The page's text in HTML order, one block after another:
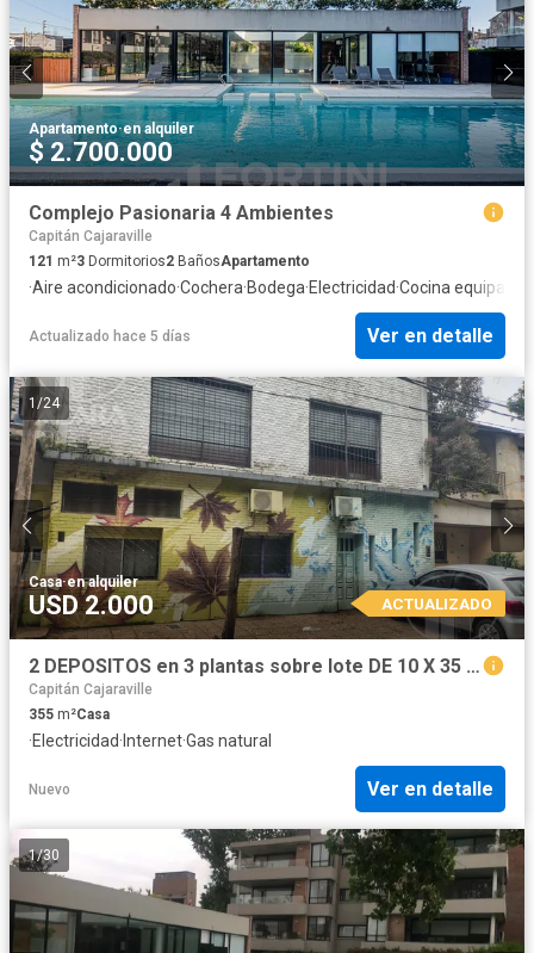
Apartamento·en alquiler
$ 2.700.000
Complejo Pasionaria 4 Ambientes
Capitán Cajaraville
121 m²3 Dormitorios2 BañosApartamento
·Aire acondicionado·Cochera·Bodega·Electricidad·Cocina equipada
Actualizado hace 5 días Ver en detalle
1 /24
Casa·en alquiler
USD 2.000 ACTUALIZADO
2 DEPOSITOS en 3 plantas sobre lote DE 10 X 35 EN VENTA ZONA INDUSTRIAL
Capitán Cajaraville
355 m²Casa
·Electricidad· Internet·Gas natural
Nuevo Ver en detalle
1/30